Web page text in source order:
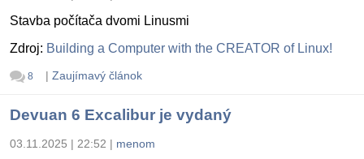
Stavba počítača dvomi Linusmi
Zdroj: Building a Computer with the CREATOR of Linux!
8 | Zaujímavý článok
Devuan 6 Excalibur je vydaný
03.11.2025 | 22:52 | menom